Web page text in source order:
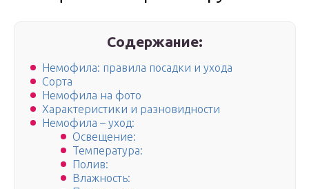
Содержание:
Немофила: правила посадки и ухода
Сорта
Немофила на фото
Характеристики и разновидности
Немофила – уход:
Освещение:
Температура:
Полив:
Влажность: